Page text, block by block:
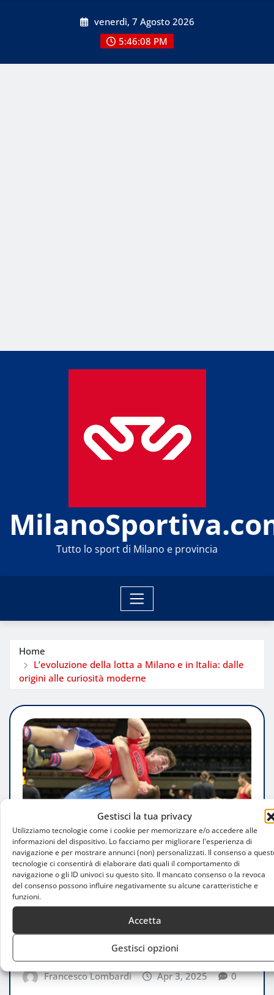
Gestisci la tua privacy
Utilizziamo tecnologie come i cookie per memorizzare e/o accedere alle
informazioni del dispositivo. Lo facciamo per migliorare l'esperienza di
navigazione e per mostrare annunci (non) personalizzati. Il consenso a
tecnologie ci consentirà di elaborare dati quali il comportamento di
navigazione o gli ID univoci su questo sito. Il mancato consenso o la revoca
del consenso possono influire negativamente su alcune caratteristiche e
funzioni.
Accetta
Gestisci opzioni
venerdì, 7 Agosto 2026
5:46:08 PM
Tutto lo sport di Milano e provincia
Home
L’evoluzione della lotta a Milano e in Italia: dalle
origini alle curiosità moderne
STORIE
L’evoluzione della lotta a Milano e in
Italia: dalle origini alle curiosità
Francesco Lombardi Apr 3, 2025 0